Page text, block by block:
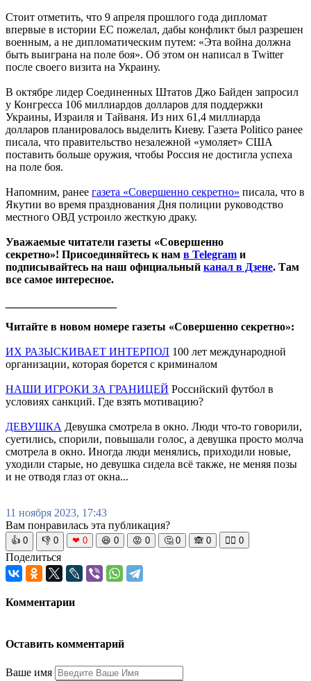
Стоит отметить, что 9 апреля прошлого года дипломат
впервые в истории ЕС пожелал, дабы конфликт был разрешен
военным, а не дипломатическим путем: «Эта война должна
быть выиграна на поле боя». Об этом он написал в Twitter
после своего визита на Украину.
В октябре лидер Соединенных Штатов Джо Байден запросил
у Конгресса 106 миллиардов долларов для поддержки
Украины, Израиля и Тайваня. Из них 61,4 миллиарда
долларов планировалось выделить Киеву. Газета Politico ранее
писала, что правительство незалежной «умоляет» США
поставить больше оружия, чтобы Россия не достигла успеха
на поле боя.
Напомним, ранее газета «Совершенно секретно» писала, что в
Якутии во время празднования Дня полиции руководство
местного ОВД устроило жесткую драку.
Уважаемые читатели газеты «Совершенно
секретно»! Присоединяйтесь к нам в Telegram и
подписывайтесь на наш официальный канал в Дзене. Там
все самое интересное.
Читайте в новом номере газеты «Совершенно секретно»:
ИХ РАЗЫСКИВАЕТ ИНТЕРПОЛ 100 лет международной
организации, которая борется с криминалом
НАШИ ИГРОКИ ЗА ГРАНИЦЕЙ Российский футбол в
условиях санкций. Где взять мотивацию?
ДЕВУШКА Девушка смотрела в окно. Люди что-то говорили,
суетились, спорили, повышали голос, а девушка просто молча
смотрела в окно. Иногда люди менялись, приходили новые,
уходили старые, но девушка сидела всё также, не меняя позы
и не отводя глаз от окна...
11 ноября 2023, 17:43
Вам понравилась эта публикация?
👍 0 👎 0 ❤ 0 😆 0 😡 0 🤔 0 🙈 0 🧘‍♀️ 0
Поделиться
Комментарии
Оставить комментарий
Ваше имя